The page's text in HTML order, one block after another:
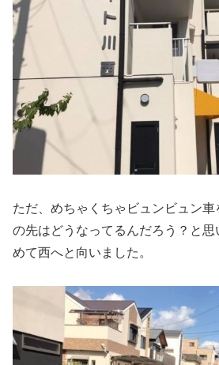
ただ、めちゃくちゃビュンビュン
の先はどうなってるんだろう？と
めて西へと向いました。